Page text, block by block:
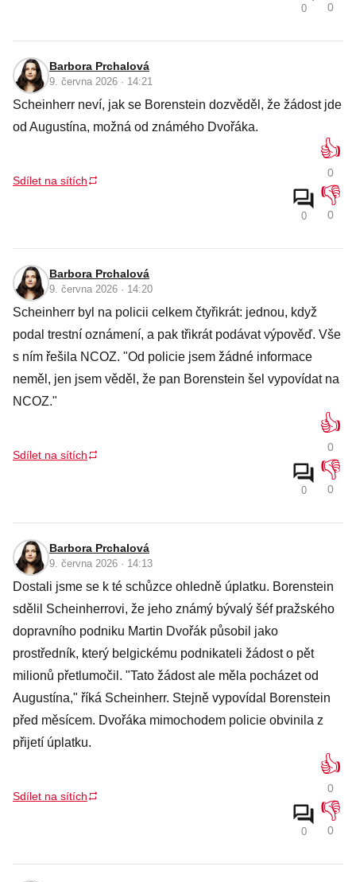
0 0
Barbora Prchalová
9. června 2026 · 14:21
Scheinherr neví, jak se Borenstein dozvěděl, že žádost jde
od Augustína, možná od známého Dvořáka.
Sdílet na sítích
0
👍
0
👎
0
Barbora Prchalová
9. června 2026 · 14:20
Scheinherr byl na policii celkem čtyřikrát: jednou, když
podal trestní oznámení, a pak třikrát podávat výpověď. Vše
s ním řešila NCOZ. "Od policie jsem žádné informace
neměl, jen jsem věděl, že pan Borenstein šel vypovídat na
NCOZ."
Sdílet na sítích
0
👍
0
👎
0
Barbora Prchalová
9. června 2026 · 14:13
Dostali jsme se k té schůzce ohledně úplatku. Borenstein
sdělil Scheinherrovi, že jeho známý bývalý šéf pražského
dopravního podniku Martin Dvořák působil jako
prostředník, který belgickému podnikateli žádost o pět
milionů přetlumočil. "Tato žádost ale měla pocházet od
Augustína," říká Scheinherr. Stejně vypovídal Borenstein
před měsícem. Dvořáka mimochodem policie obvinila z
přijetí úplatku.
Sdílet na sítích
0
👍
0
👎
0